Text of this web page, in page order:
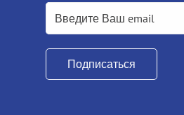
Подписаться